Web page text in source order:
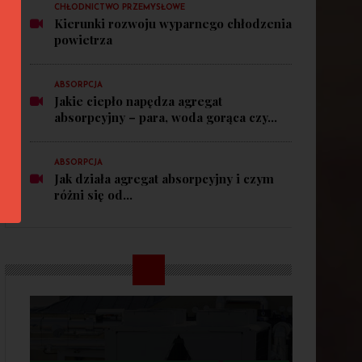
CHŁODNICTWO PRZEMYSŁOWE
Kierunki rozwoju wyparnego chłodzenia
powietrza
ABSORPCJA
Jakie ciepło napędza agregat
absorpcyjny – para, woda gorąca czy...
ABSORPCJA
Jak działa agregat absorpcyjny i czym
różni się od...